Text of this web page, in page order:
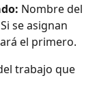
Nombre del
se asignan
el primero.
trabajo que